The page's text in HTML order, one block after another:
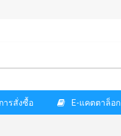
รสั่งซื้อ E-แคตตาล็อก